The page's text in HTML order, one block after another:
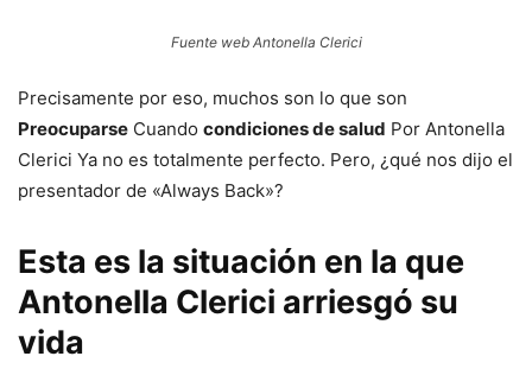
Fuente web Antonella Clerici
Precisamente por eso, muchos son lo que son
Preocuparse Cuando condiciones de salud Por Antonella
Clerici Ya no es totalmente perfecto. Pero, ¿qué nos dijo el
presentador de «Always Back»?
Esta es la situación en la que
Antonella Clerici arriesgó su
vida